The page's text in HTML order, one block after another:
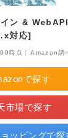
ン & WebAPI
対応]
時点 | Amazon調
で探す
市場で探す
ッピングで探